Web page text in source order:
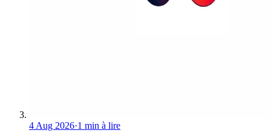
4 Aug 2026·1 min à lire